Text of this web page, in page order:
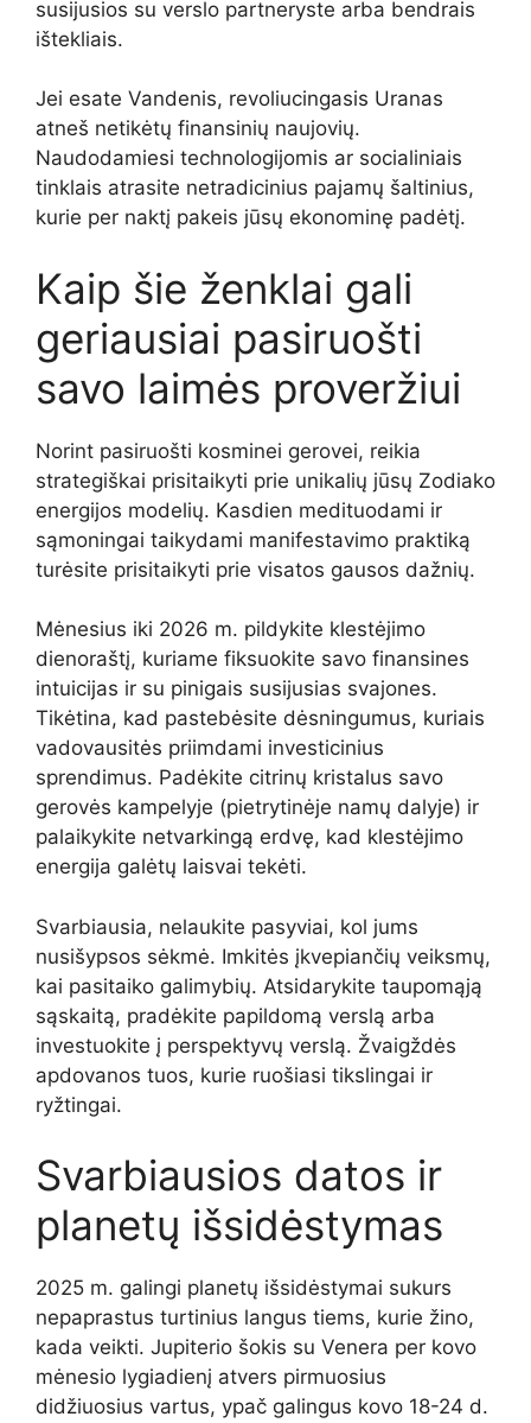
susijusios su verslo partneryste arba bendrais
ištekliais.
Jei esate Vandenis, revoliucingasis Uranas
atneš netikėtų finansinių naujovių.
Naudodamiesi technologijomis ar socialiniais
tinklais atrasite netradicinius pajamų šaltinius,
kurie per naktį pakeis jūsų ekonominę padėtį.
Kaip šie ženklai gali
geriausiai pasiruošti
savo laimės proveržiui
Norint pasiruošti kosminei gerovei, reikia
strategiškai prisitaikyti prie unikalių jūsų Zodiako
energijos modelių. Kasdien medituodami ir
sąmoningai taikydami manifestavimo praktiką
turėsite prisitaikyti prie visatos gausos dažnių.
Mėnesius iki 2026 m. pildykite klestėjimo
dienoraštį, kuriame fiksuokite savo finansines
intuicijas ir su pinigais susijusias svajones.
Tikėtina, kad pastebėsite dėsningumus, kuriais
vadovausitės priimdami investicinius
sprendimus. Padėkite citrinų kristalus savo
gerovės kampelyje (pietrytinėje namų dalyje) ir
palaikykite netvarkingą erdvę, kad klestėjimo
energija galėtų laisvai tekėti.
Svarbiausia, nelaukite pasyviai, kol jums
nusišypsos sėkmė. Imkitės įkvepiančių veiksmų,
kai pasitaiko galimybių. Atsidarykite taupomąją
sąskaitą, pradėkite papildomą verslą arba
investuokite į perspektyvų verslą. Žvaigždės
apdovanos tuos, kurie ruošiasi tikslingai ir
ryžtingai.
Svarbiausios datos ir
planetų išsidėstymas
2025 m. galingi planetų išsidėstymai sukurs
nepaprastus turtinius langus tiems, kurie žino,
kada veikti. Jupiterio šokis su Venera per kovo
mėnesio lygiadienį atvers pirmuosius
didžiuosius vartus, ypač galingus kovo 18-24 d.